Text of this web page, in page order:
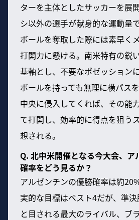
ターを主体としたサッカーを展
シ以外の選手が献身的な運動量
ボールを奪取した際には素早く
打開力に懸ける。南米特有の鋭
基軸とし、不要なポゼッション
ボールを持っても無理に横パス
中央に侵入してくれば、その能
て打開し、効率的に得点を狙う
想される。
Q. 北中米開催となる今大会、ア
確率をどう見るか？
アルゼンチンの優勝確率は約
実的な目標はベスト4だが、準
と目される最大のライバル、ブ